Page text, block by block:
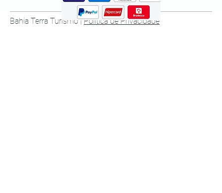
Bahia Terra Turismo |Política de Privacidade